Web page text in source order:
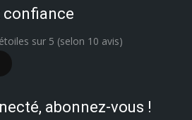
sur 5 (selon 10 avis)
abonnez-vous !